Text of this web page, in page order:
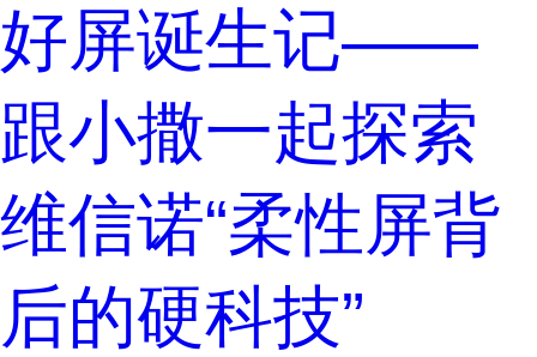
好屏诞生记——
跟小撒一起探索
维信诺“柔性屏背
后的硬科技”